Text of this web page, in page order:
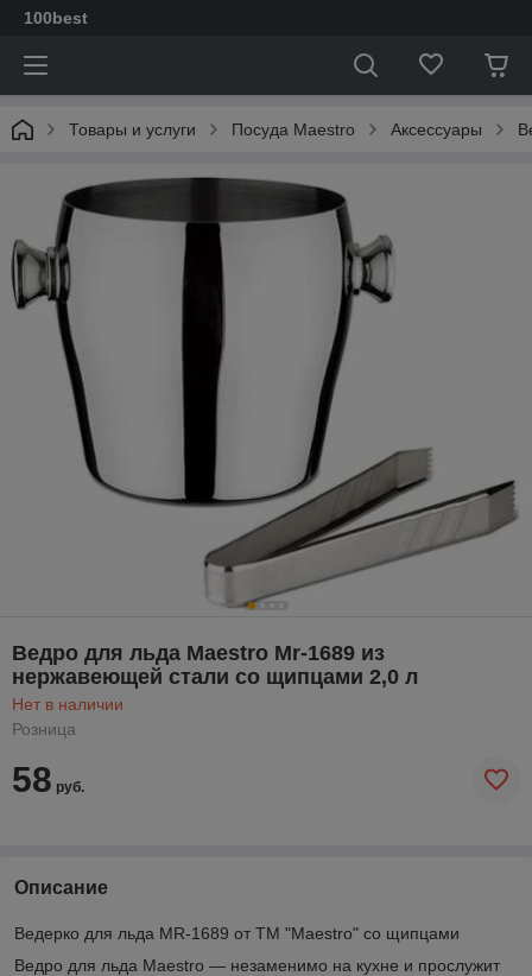
100best
Товары и услуги Посуда Maestro Аксессуары
Ведро для льда Maestro Mr-1689 из
нержавеющей стали со щипцами 2,0 л
Нет в наличии
Розница
58 руб.
Описание
Ведерко для льда MR-1689 от ТМ "Maestro" со щипцами
Ведро для льда Maestro — незаменимо на кухне и прослужит